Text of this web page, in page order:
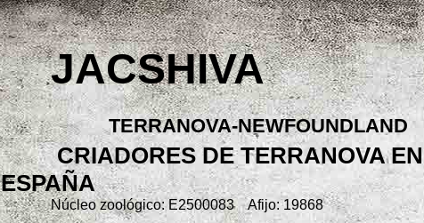
JACSHIVA
TERRANOVA-NEWFOUNDLAND
CRIADORES DE TERRANOVA EN
ESPAÑA
Núcleo zoológico: E2500083 Afijo: 19868